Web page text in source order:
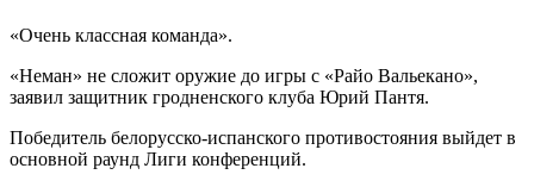
«Очень классная команда».
«Неман» не сложит оружие до игры с «Райо Вальекано»,
заявил защитник гродненского клуба Юрий Пантя.
Победитель белорусско-испанского противостояния выйдет в
основной раунд Лиги конференций.